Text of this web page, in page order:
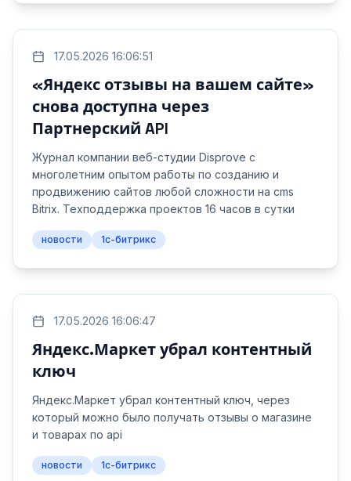
17.05.2026 16:06:51
«Яндекс отзывы на вашем сайте»
снова доступна через
Партнерский API
Журнал компании веб-студии Disprove с
многолетним опытом работы по созданию и
продвижению сайтов любой сложности на cms
Bitrix. Техподдержка проектов 16 часов в сутки
новости 1с-битрикс
17.05.2026 16:06:47
Яндекс.Маркет убрал контентный
ключ
Яндекс.Маркет убрал контентный ключ, через
который можно было получать отзывы о магазине
и товарах по api
новости 1с-битрикс